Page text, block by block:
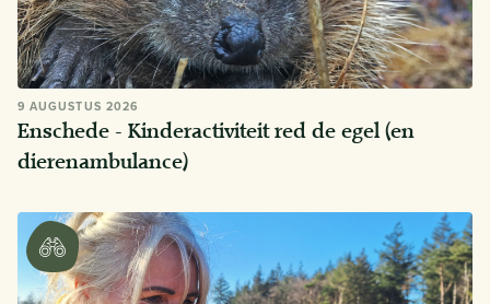
9 AUGUSTUS 2026
Enschede - Kinderactiviteit red de egel (en
dierenambulance)